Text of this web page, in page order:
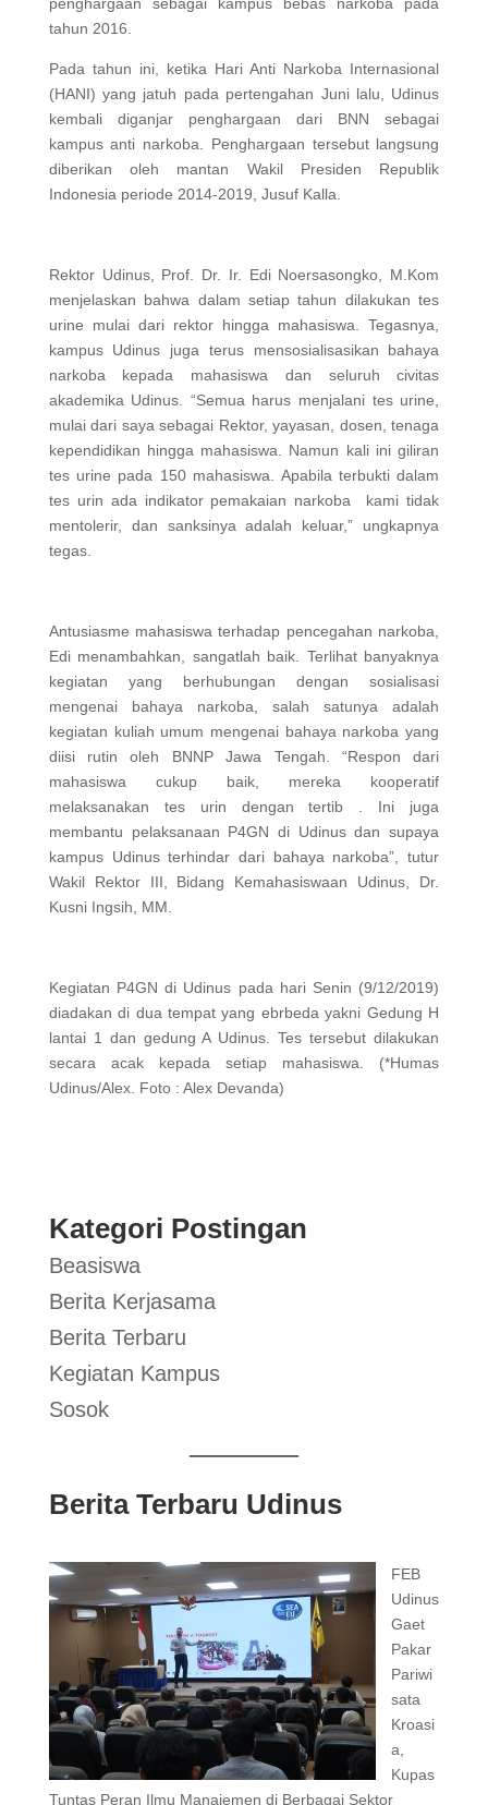
tahun 2016.
Pada tahun ini, ketika Hari Anti Narkoba Internasional
(HANI) yang jatuh pada pertengahan Juni lalu, Udinus
kembali diganjar penghargaan dari BNN sebagai
kampus anti narkoba. Penghargaan tersebut langsung
diberikan oleh mantan Wakil Presiden Republik
Indonesia periode 2014-2019, Jusuf Kalla.
Rektor Udinus, Prof. Dr. Ir. Edi Noersasongko, M.Kom
menjelaskan bahwa dalam setiap tahun dilakukan tes
urine mulai dari rektor hingga mahasiswa. Tegasnya,
kampus Udinus juga terus mensosialisasikan bahaya
narkoba kepada mahasiswa dan seluruh civitas
akademika Udinus. “Semua harus menjalani tes urine,
mulai dari saya sebagai Rektor, yayasan, dosen, tenaga
kependidikan hingga mahasiswa. Namun kali ini giliran
tes urine pada 150 mahasiswa. Apabila terbukti dalam
tes urin ada indikator pemakaian narkoba kami tidak
mentolerir, dan sanksinya adalah keluar,” ungkapnya
tegas.
Antusiasme mahasiswa terhadap pencegahan narkoba,
Edi menambahkan, sangatlah baik. Terlihat banyaknya
kegiatan yang berhubungan dengan sosialisasi
mengenai bahaya narkoba, salah satunya adalah
kegiatan kuliah umum mengenai bahaya narkoba yang
diisi rutin oleh BNNP Jawa Tengah. “Respon dari
mahasiswa cukup baik, mereka kooperatif
melaksanakan tes urin dengan tertib . Ini juga
membantu pelaksanaan P4GN di Udinus dan supaya
kampus Udinus terhindar dari bahaya narkoba”, tutur
Wakil Rektor III, Bidang Kemahasiswaan Udinus, Dr.
Kusni Ingsih, MM.
Kegiatan P4GN di Udinus pada hari Senin (9/12/2019)
diadakan di dua tempat yang ebrbeda yakni Gedung H
lantai 1 dan gedung A Udinus. Tes tersebut dilakukan
secara acak kepada setiap mahasiswa. (*Humas
Udinus/Alex. Foto : Alex Devanda)
Kategori Postingan
Beasiswa
Berita Kerjasama
Berita Terbaru
Kegiatan Kampus
Sosok
Berita Terbaru Udinus
FEB
Udinus
Gaet
Pakar
Pariwi
sata
Kroasi
a,
Kupas
Tuntas Peran Ilmu Manajemen di Berbagai Sektor